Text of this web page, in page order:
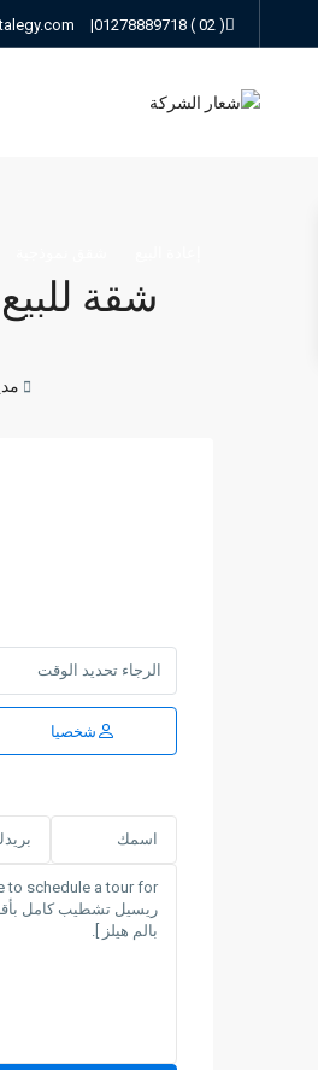
( 02 ) 01278889718
|
شقة
مدينة
شخصيا